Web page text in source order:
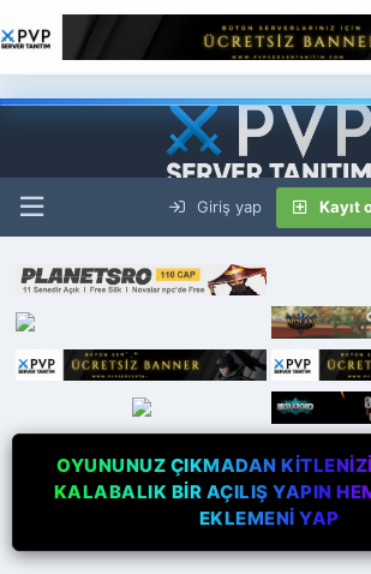
Giriş yap Kayıt
OYUNUNUZ ÇIKMADAN
KALABALIK BİR AÇILIŞ YAPIN
EKLEMENİ YAP